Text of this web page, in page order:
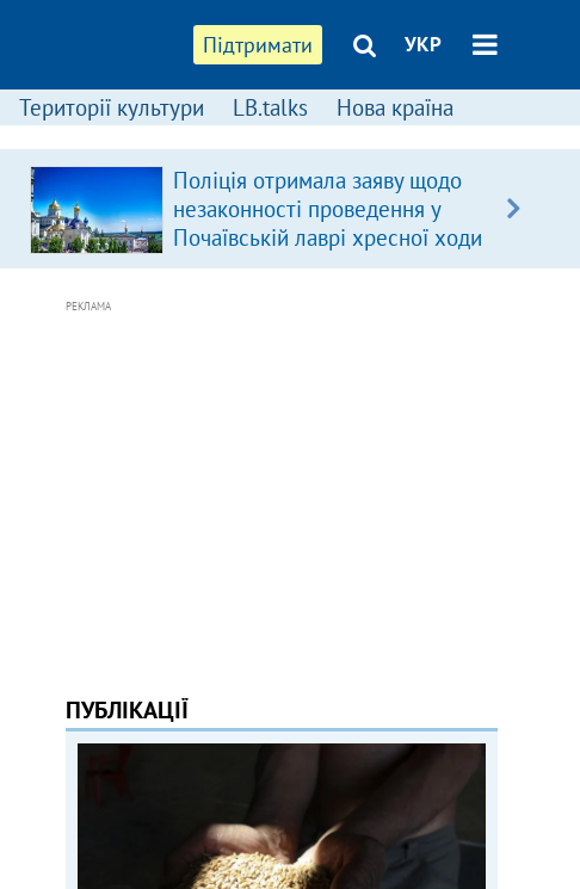
Підтримати УКР
Території культури LB.talks Нова країна
Поліція отримала заяву щодо
незаконності проведення у
Почаївській лаврі хресної ходи
РЕКЛАМА
ПУБЛІКАЦІЇ